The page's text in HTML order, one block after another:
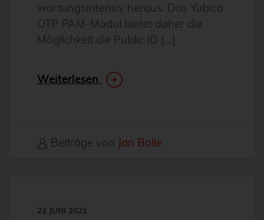
Apache Guacamole
apachekafka®
AppArmor
Automatisierung
wartungsintensiv heraus. Das Yubico
OTP PAM-Modul bietet daher die
Möglichkeit die Public ID […]
Weiterlesen
Beiträge von Jan Bolle
22 JUNI 2021